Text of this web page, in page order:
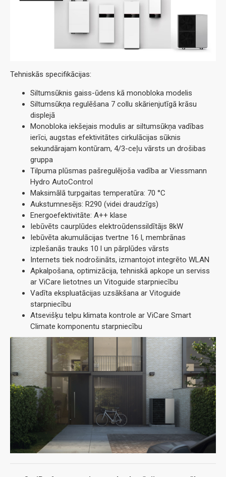
Tehniskās specifikācijas:
Siltumsūknis gaiss-ūdens kā monobloka modelis
Siltumsūkņa regulēšana 7 collu skārienjutīgā krāsu
displejā
Monobloka iekšejais modulis ar siltumsūkņa vadības
ierīci, augstas efektivitātes cirkulācijas sūknis
sekundārajam kontūram, 4/3-ceļu vārsts un drošibas
gruppa
Tilpuma plūsmas pašregulējoša vadība ar Viessmann
Hydro AutoControl
Maksimālā turpgaitas temperatūra: 70 °C
Aukstumnesējs: R290 (videi draudzīgs)
Energoefektivitāte: A++ klase
Iebūvēts caurplūdes elektroūdenssildītājs 8kW
Iebūvēta akumulācijas tvertne 16 l, membrānas
izplešanās trauks 10 l un pārplūdes vārsts
Internets tiek nodrošināts, izmantojot integrēto WLAN
Apkalpošana, optimizācija, tehniskā apkope un serviss
ar ViCare lietotnes un Vitoguide starpniecību
Vadīta ekspluatācijas uzsākšana ar Vitoguide
starpniecību
Atsevišķu telpu klimata kontrole ar ViCare Smart
Climate komponentu starpniecību